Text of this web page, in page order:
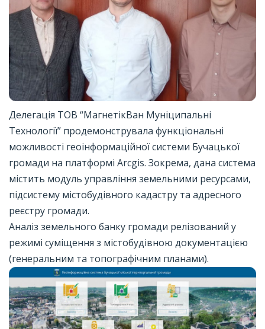
Делегація ТОВ “МагнетікВан Муніципальні
Технології” продемонструвала функціональні
можливості геоінформаційної системи Бучацької
громади на платформі Arcgis. Зокрема, дана система
містить модуль управління земельними ресурсами,
підсистему містобудівного кадастру та адресного
реєстру громади.
Аналіз земельного банку громади релізований у
режимі суміщення з містобудівною документацією
(генеральним та топографічним планами).